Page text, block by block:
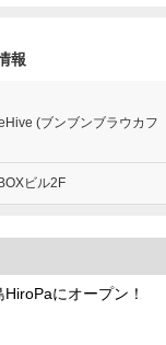
報
(ブンブンブラウカフ
ビル2F
にオープン！